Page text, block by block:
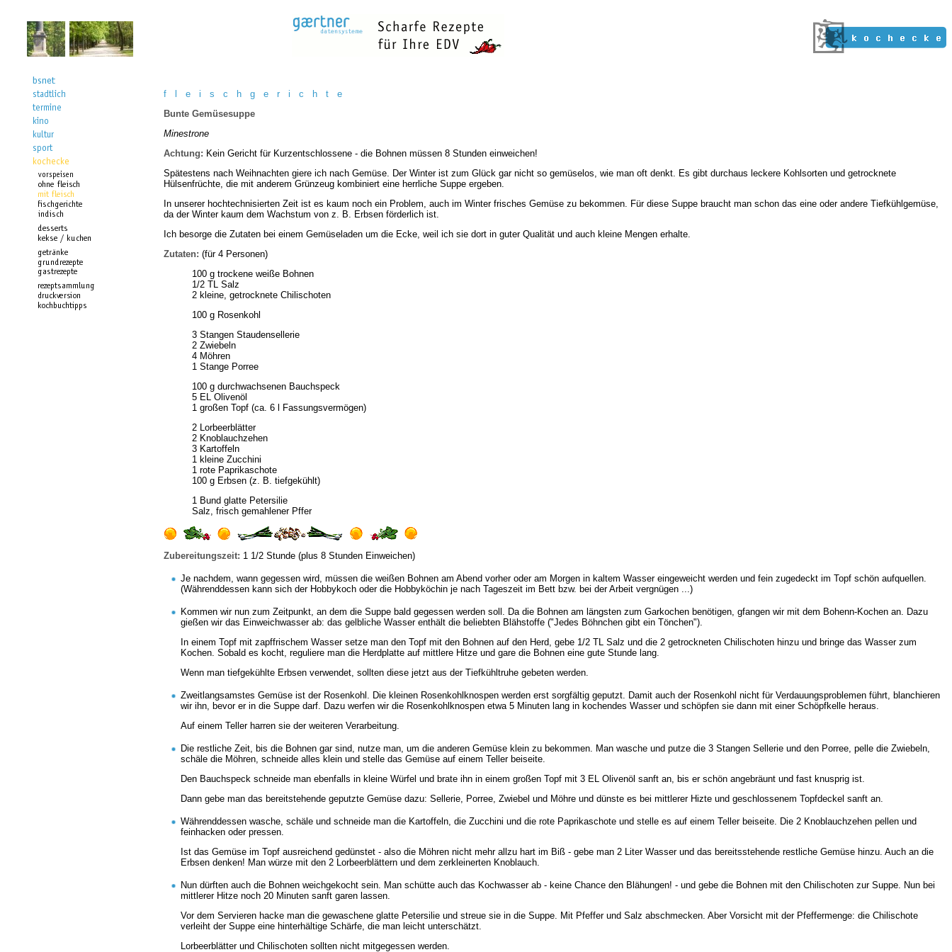
f l e i s c h g e r i c h t e
Bunte Gemüsesuppe
Minestrone
Achtung: Kein Gericht für Kurzentschlossene - die Bohnen müssen 8 Stunden einweichen!
Spätestens nach Weihnachten giere ich nach Gemüse. Der Winter ist zum Glück gar nicht so gemüselos, wie man oft denkt. Es gibt durchaus leckere Kohlsorten und getrocknete
Hülsenfrüchte, die mit anderem Grünzeug kombiniert eine herrliche Suppe ergeben.
In unserer hochtechnisierten Zeit ist es kaum noch ein Problem, auch im Winter frisches Gemüse zu bekommen. Für diese Suppe braucht man schon das eine oder andere Tiefkühlgemüse,
da der Winter kaum dem Wachstum von z. B. Erbsen förderlich ist.
Ich besorge die Zutaten bei einem Gemüseladen um die Ecke, weil ich sie dort in guter Qualität und auch kleine Mengen erhalte.
Zutaten: (für 4 Personen)
100 g trockene weiße Bohnen
1/2 TL Salz
2 kleine, getrocknete Chilischoten
100 g Rosenkohl
3 Stangen Staudensellerie
2 Zwiebeln
4 Möhren
1 Stange Porree
100 g durchwachsenen Bauchspeck
5 EL Olivenöl
1 großen Topf (ca. 6 l Fassungsvermögen)
2 Lorbeerblätter
2 Knoblauchzehen
3 Kartoffeln
1 kleine Zucchini
1 rote Paprikaschote
100 g Erbsen (z. B. tiefgekühlt)
1 Bund glatte Petersilie
Salz, frisch gemahlener Pffer
Zubereitungszeit: 1 1/2 Stunde (plus 8 Stunden Einweichen)
Je nachdem, wann gegessen wird, müssen die weißen Bohnen am Abend vorher oder am Morgen in kaltem Wasser eingeweicht werden und fein zugedeckt im Topf schön aufquellen.
(Währenddessen kann sich der Hobbykoch oder die Hobbyköchin je nach Tageszeit im Bett bzw. bei der Arbeit vergnügen ...)
Kommen wir nun zum Zeitpunkt, an dem die Suppe bald gegessen werden soll. Da die Bohnen am längsten zum Garkochen benötigen, gfangen wir mit dem Bohenn-Kochen an. Dazu
gießen wir das Einweichwasser ab: das gelbliche Wasser enthält die beliebten Blähstoffe ("Jedes Böhnchen gibt ein Tönchen").
In einem Topf mit zapffrischem Wasser setze man den Topf mit den Bohnen auf den Herd, gebe 1/2 TL Salz und die 2 getrockneten Chilischoten hinzu und bringe das Wasser zum
Kochen. Sobald es kocht, reguliere man die Herdplatte auf mittlere Hitze und gare die Bohnen eine gute Stunde lang.
Wenn man tiefgekühlte Erbsen verwendet, sollten diese jetzt aus der Tiefkühltruhe gebeten werden.
Zweitlangsamstes Gemüse ist der Rosenkohl. Die kleinen Rosenkohlknospen werden erst sorgfältig geputzt. Damit auch der Rosenkohl nicht für Verdauungsproblemen führt, blanchieren
wir ihn, bevor er in die Suppe darf. Dazu werfen wir die Rosenkohlknospen etwa 5 Minuten lang in kochendes Wasser und schöpfen sie dann mit einer Schöpfkelle heraus.
Auf einem Teller harren sie der weiteren Verarbeitung.
Die restliche Zeit, bis die Bohnen gar sind, nutze man, um die anderen Gemüse klein zu bekommen. Man wasche und putze die 3 Stangen Sellerie und den Porree, pelle die Zwiebeln,
schäle die Möhren, schneide alles klein und stelle das Gemüse auf einem Teller beiseite.
Den Bauchspeck schneide man ebenfalls in kleine Würfel und brate ihn in einem großen Topf mit 3 EL Olivenöl sanft an, bis er schön angebräunt und fast knusprig ist.
Dann gebe man das bereitstehende geputzte Gemüse dazu: Sellerie, Porree, Zwiebel und Möhre und dünste es bei mittlerer Hizte und geschlossenem Topfdeckel sanft an.
Währenddessen wasche, schäle und schneide man die Kartoffeln, die Zucchini und die rote Paprikaschote und stelle es auf einem Teller beiseite. Die 2 Knoblauchzehen pellen und
feinhacken oder pressen.
Ist das Gemüse im Topf ausreichend gedünstet - also die Möhren nicht mehr allzu hart im Biß - gebe man 2 Liter Wasser und das bereitsstehende restliche Gemüse hinzu. Auch an die
Erbsen denken! Man würze mit den 2 Lorbeerblättern und dem zerkleinerten Knoblauch.
Nun dürften auch die Bohnen weichgekocht sein. Man schütte auch das Kochwasser ab - keine Chance den Blähungen! - und gebe die Bohnen mit den Chilischoten zur Suppe. Nun bei
mittlerer Hitze noch 20 Minuten sanft garen lassen.
Vor dem Servieren hacke man die gewaschene glatte Petersilie und streue sie in die Suppe. Mit Pfeffer und Salz abschmecken. Aber Vorsicht mit der Pfeffermenge: die Chilischote
verleiht der Suppe eine hinterhältige Schärfe, die man leicht unterschätzt.
Lorbeerblätter und Chilischoten sollten nicht mitgegessen werden.